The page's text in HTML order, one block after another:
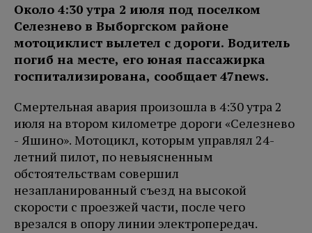
Около 4:30 утра 2 июля под поселком
Селезнево в Выборгском районе
мотоциклист вылетел с дороги. Водитель
погиб на месте, его юная пассажирка
госпитализирована, сообщает 47news.
Смертельная авария произошла в 4:30 утра 2
июля на втором километре дороги «Селезнево
- Яшино». Мотоцикл, которым управлял 24-
летний пилот, по невыясненным
обстоятельствам совершил
незапланированный съезд на высокой
скорости с проезжей части, после чего
врезался в опору линии электропередач.